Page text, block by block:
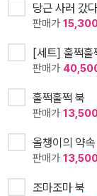
당근 사러 갔
판매가
[세트] 훌쩍
판매가
훌쩍훌쩍 북
판매가
올챙이의 약속
판매가
조마조마 북